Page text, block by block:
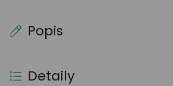
Popis
Detaily